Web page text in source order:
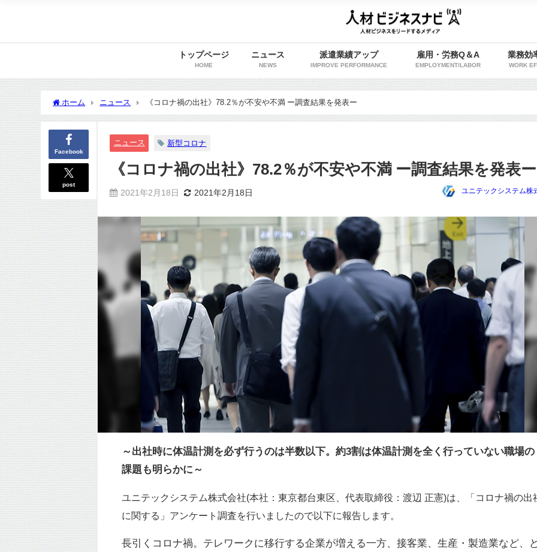
トップページ
HOME
ニュース
NEWS
派遣業績アップ
IMPROVE PERFORMANCE
雇用・労務Q＆A
EMPLOYMENT/LABOR
業務効
WORK
ホーム ニュース 《コロナ禍の出社》78.2％が不安や不満 ー調査結果を発表ー
Facebook
post
ニュース 新型コロナ
《コロナ禍の出社》78.2％が不安や不満 ー調査結果を発表ー
2021年2月18日 2021年2月18日 ユニテックシステム株
～出社時に体温計測を必ず行うのは半数以下。約3割は体温計測を全く行っていない職場の
課題も明らかに～
ユニテックシステム株式会社(本社：東京都台東区、代表取締役：渡辺 正憲)は、「コロナ禍の出
に関する」アンケート調査を行いましたので以下に報告します。
長引くコロナ禍。テレワークに移行する企業が増える一方、接客業、生産・製造業など、